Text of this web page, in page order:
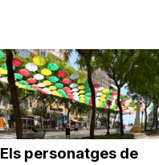
Els personatges de